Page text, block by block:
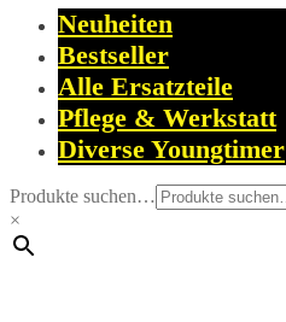
Neuheiten
Bestseller
Alle Ersatzteile
Pflege & Werkstatt
Diverse Youngtimer
Produkte suchen…
×